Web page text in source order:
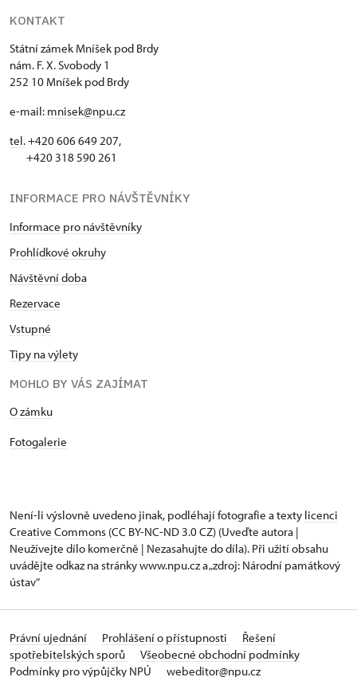
KONTAKT
Státní zámek Mníšek pod Brdy
nám. F. X. Svobody 1
252 10 Mníšek pod Brdy
e-mail: mnisek@npu.cz
tel.+420 606 649 207,
+420 318 590 261
INFORMACE PRO NÁVŠTĚVNÍKY
Informace pro návštěvníky
Prohlídkové okruhy
Návštěvní doba
Rezervace
Vstupné
Tipy na výlety
MOHLO BY VÁS ZAJÍMAT
O zámku
Fotogalerie
Není-li výslovně uvedeno jinak, podléhají fotografie a texty licenci
Creative Commons (CC BY-NC-ND 3.0 CZ) (Uveďte autora |
Neužívejte dílo komerčně | Nezasahujte do díla). Při užití obsahu
uvádějte odkaz na stránky www.npu.cz a „zdroj: Národní památkový
ústav“
Právní ujednání Prohlášení o přístupnosti
Řešení
spotřebitelských sporů
Všeobecné obchodní podmínky
Podmínky pro výpůjčky NPÚ
webeditor@npu.cz